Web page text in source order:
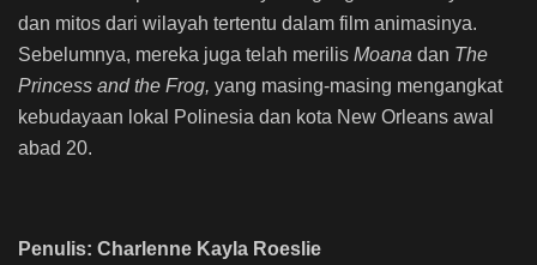
dan mitos dari wilayah tertentu dalam film animasinya.
Sebelumnya, mereka juga telah merilis Moana dan The
Princess and the Frog, yang masing-masing mengangkat
kebudayaan lokal Polinesia dan kota New Orleans awal
abad 20.
Penulis: Charlenne Kayla Roeslie